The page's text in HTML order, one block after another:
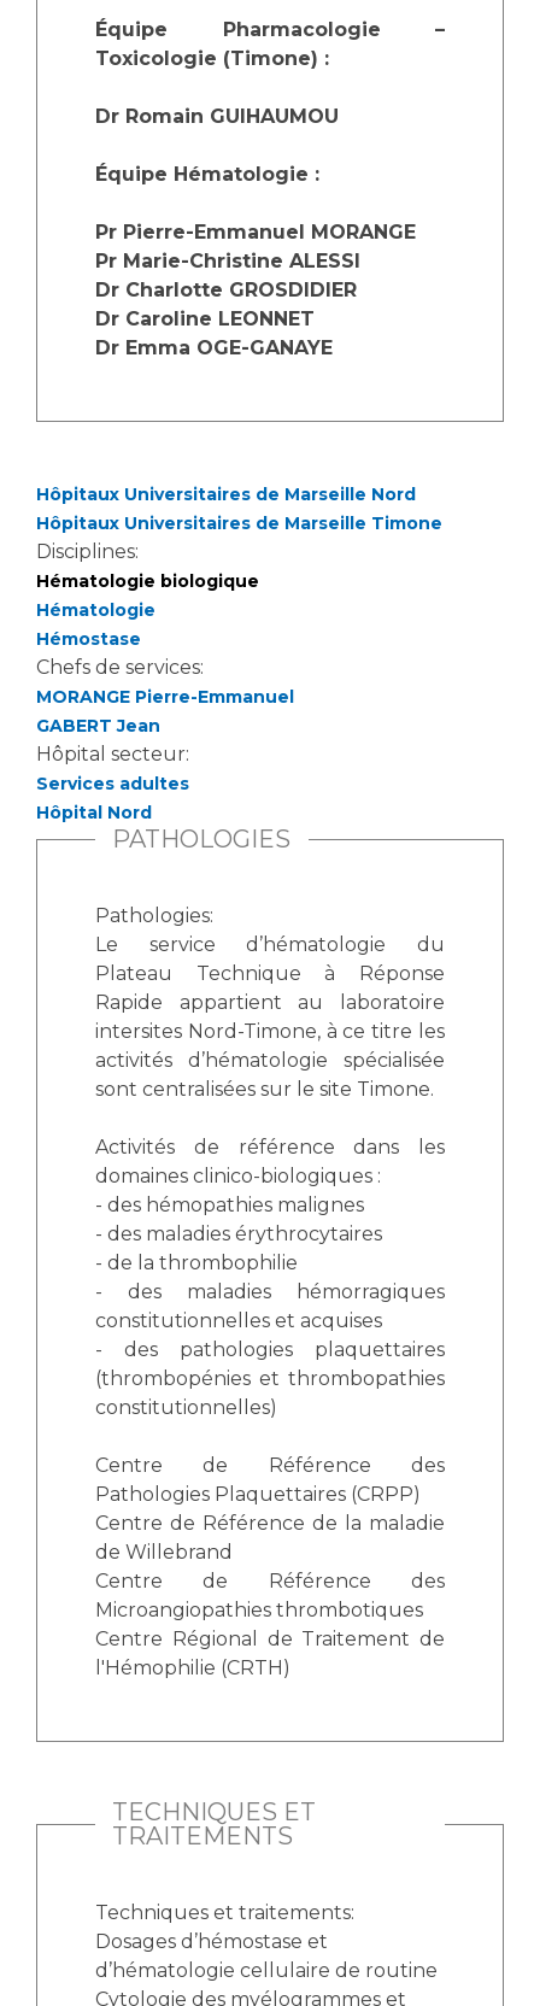
Handicap
Pôle Médecine Physique et Réadaptation
Charte Romain Jacob
Activité physique
Médecine nucléaire
Maladies rares
Maternité Hôpital Nord
Vos représentants
La Commission Des Usagers (CDU)
Le projet des usagers
Qualité
Nos indicateurs qualité et de sécurité des soins
Protection des données
Sécurité
Les recherches en santé à l’AP-HM
Plateforme des internes
Professionnels de santé
Adresser un patient
Réseaux de soins
Adresser un examen au Laboratoire de Biologie
Médicale
Radiologie / Imagerie
Cancérologie
Anatomie et Cytologie Pathologiques
Centres de référence Maladies Rares
Plateforme d'Expertise Maladies Rares
Presse / Multimédia
Communiqués de presse
Dossiers de presse
Médiathèque
Fournisseurs
Liste des marchés conclus
Documents utiles
Équipe Pharmacologie –
Toxicologie (Timone) :
Dr Romain GUIHAUMOU
Équipe Hématologie :
Pr Pierre-Emmanuel MORANGE
Pr Marie-Christine ALESSI
Dr Charlotte GROSDIDIER
Dr Caroline LEONNET
Dr Emma OGE-GANAYE
Hôpitaux Universitaires de Marseille Nord
Hôpitaux Universitaires de Marseille Timone
Disciplines:
Hématologie biologique
Hématologie
Hémostase
Chefs de services:
MORANGE Pierre-Emmanuel
GABERT Jean
Hôpital secteur:
Services adultes
Hôpital Nord
PATHOLOGIES
Pathologies:
Le service d’hématologie du
Plateau Technique à Réponse
Rapide appartient au laboratoire
intersites Nord-Timone, à ce titre les
activités d’hématologie spécialisée
sont centralisées sur le site Timone.
Activités de référence dans les
domaines clinico-biologiques :
- des hémopathies malignes
- des maladies érythrocytaires
- de la thrombophilie
- des maladies hémorragiques
constitutionnelles et acquises
- des pathologies plaquettaires
(thrombopénies et thrombopathies
constitutionnelles)
Centre de Référence des
Pathologies Plaquettaires (CRPP)
Centre de Référence de la maladie
de Willebrand
Centre de Référence des
Microangiopathies thrombotiques
Centre Régional de Traitement de
l'Hémophilie (CRTH)
TECHNIQUES ET
TRAITEMENTS
Techniques et traitements:
Dosages d’hémostase et
d’hématologie cellulaire de routine
Cytologie des myélogrammes et